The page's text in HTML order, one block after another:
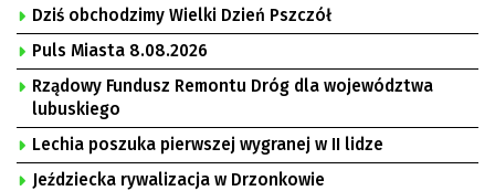
Dziś obchodzimy Wielki Dzień Pszczół
Puls Miasta 8.08.2026
Rządowy Fundusz Remontu Dróg dla województwa
lubuskiego
Lechia poszuka pierwszej wygranej w II lidze
Jeździecka rywalizacja w Drzonkowie